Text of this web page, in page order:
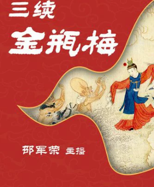
居家生活 3C家電 運動休閒
男裝 化妝保養
日本購物 電子/紙本書